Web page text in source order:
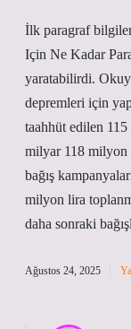
İlk paragraf
Için Ne Kadar
yaratabilirdi.
depremleri için
taahhüt edilen
milyar 118 milyon
bağış
milyon lira
daha sonraki
Ağustos 24, 2025